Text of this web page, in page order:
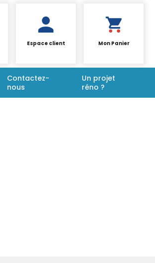
Espace client Mon Panier
Contactez-
nous
Un projet
réno ?